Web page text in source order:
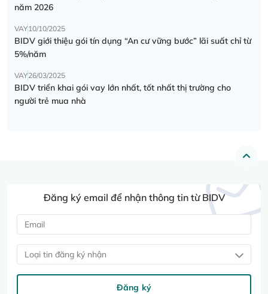
năm 2026
VAY10/10/2025
BIDV giới thiệu gói tín dụng “An cư vững bước” lãi suất chỉ từ
5%/năm
VAY26/03/2025
BIDV triển khai gói vay lớn nhất, tốt nhất thị trường cho
người trẻ mua nhà
Đăng ký email để nhận thông tin từ BIDV
Loại tin đăng ký nhận
Đăng ký